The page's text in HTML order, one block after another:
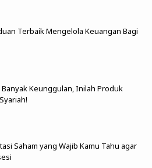
Terbaik Mengelola Keuangan Bagi
Keunggulan, Inilah Produk
Saham yang Wajib Kamu Tahu agar